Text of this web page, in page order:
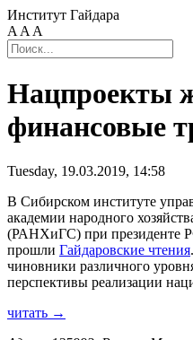
Институт Гайдара
A A A
Нацпроекты
финансовые
Tuesday, 19.03.2019, 14:58
В Сибирском институте
академии народного
(РАНХиГС) при президенте
прошли Гайдаровские чтения
чиновники различного
перспективы реализации
читать →